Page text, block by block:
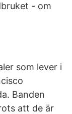
- om
som lever i
Banden
att de är